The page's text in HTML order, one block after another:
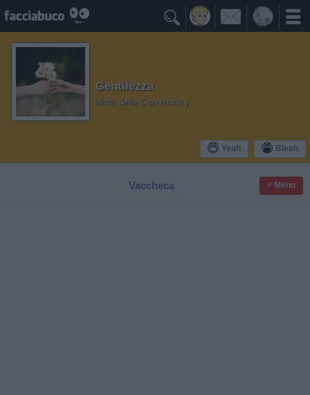

Yeah Bleah
Gentilezza
Idolo della Community
Vaccheca ≡ Menu